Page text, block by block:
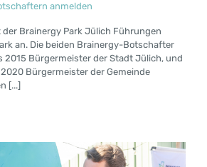
anmelden
Brainergy Park Jülich Führungen
an. Die beiden Brainergy-Botschafter
2015 Bürgermeister der Stadt Jülich, und
Bürgermeister der Gemeinde
[...]